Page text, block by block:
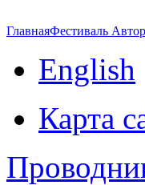
ГлавнаяФестиваль
English
Карта